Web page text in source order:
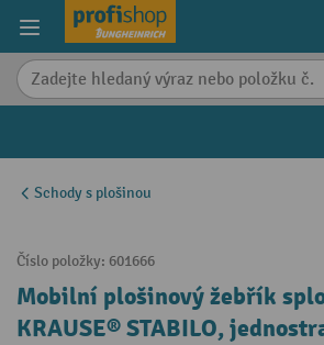
content
Schody s plošinou
Číslo položky: 601666
Mobilní plošinový žebřík
KRAUSE® STABILO,